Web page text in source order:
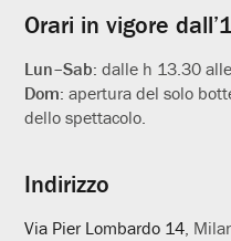
Orari in vigore
Lun–Sab:dalle h 13.30
Dom:apertura del solo
dello spettacolo.
Indirizzo
Via Pier Lombardo 14,